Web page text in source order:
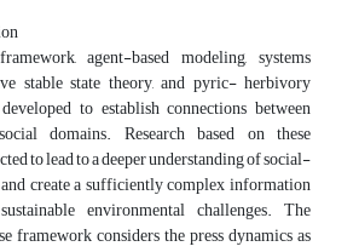
agent-based modeling, systems
stable state theory, and pyric- herbivory
to establish connections between
domains. Research based on these
to lead to a deeper understanding of social-
create a sufficiently complex information
environmental challenges. The
framework considers the press dynamics as